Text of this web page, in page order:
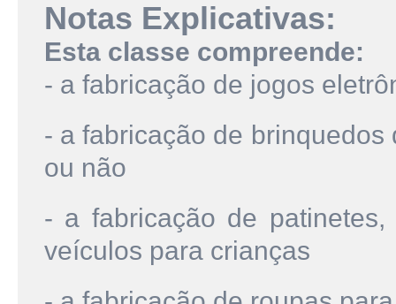
Notas Explicativas:
Esta classe compreende:
- a fabricação de jogos
- a fabricação de
ou não
- a fabricação de
veículos para crianças